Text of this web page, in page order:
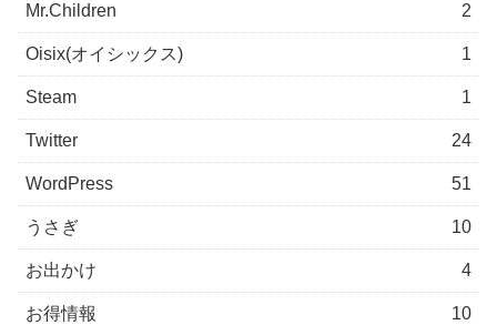
Mr.Children 2
Oisix(オイシックス) 1
Steam 1
Twitter 24
WordPress 51
うさぎ 10
お出かけ 4
お得情報 10